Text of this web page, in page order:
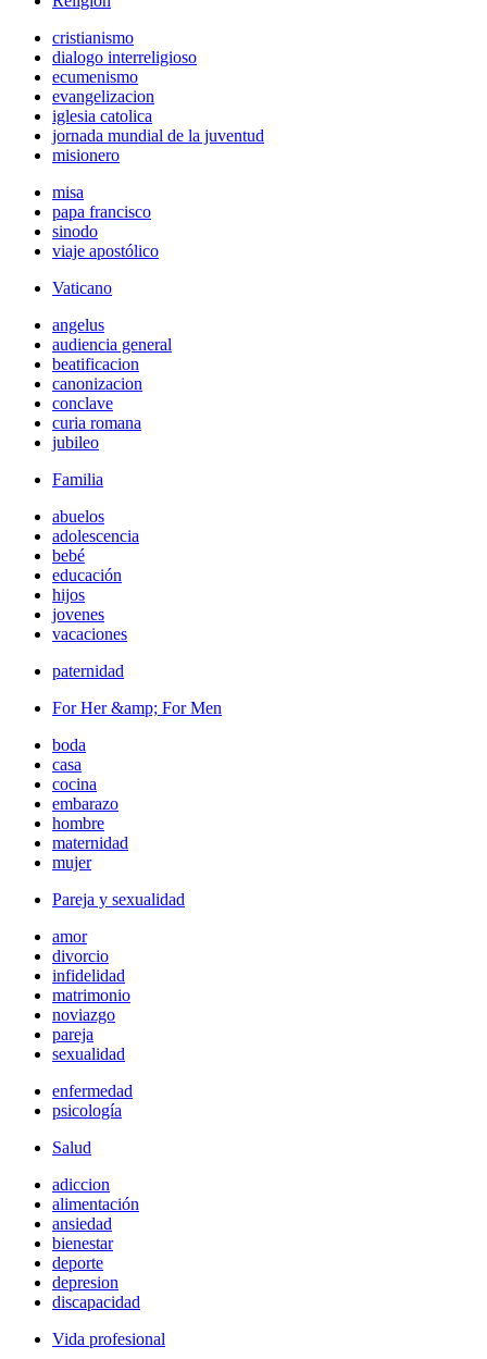
cristianismo
dialogo interreligioso
ecumenismo
evangelizacion
iglesia catolica
jornada mundial de la juventud
misionero
misa
papa francisco
sinodo
viaje apostólico
Vaticano
angelus
audiencia general
beatificacion
canonizacion
conclave
curia romana
jubileo
Familia
abuelos
adolescencia
bebé
educación
hijos
jovenes
vacaciones
paternidad
For Her &amp; For Men
boda
casa
cocina
embarazo
hombre
maternidad
mujer
Pareja y sexualidad
amor
divorcio
infidelidad
matrimonio
noviazgo
pareja
sexualidad
enfermedad
psicología
Salud
adiccion
alimentación
ansiedad
bienestar
deporte
depresion
discapacidad
Vida profesional